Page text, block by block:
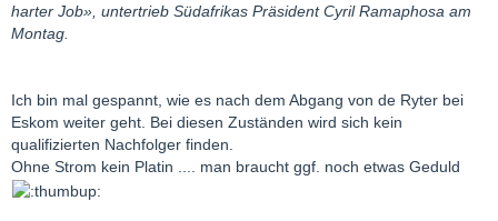
harter Job», untertrieb Südafrikas Präsident Cyril Ramaphosa am
Montag.
Ich bin mal gespannt, wie es nach dem Abgang von de Ryter bei
Eskom weiter geht. Bei diesen Zuständen wird sich kein
qualifizierten Nachfolger finden.
Ohne Strom kein Platin .... man braucht ggf. noch etwas Geduld